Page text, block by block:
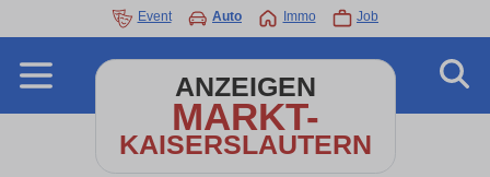
Event Auto Immo Job
ANZEIGEN
MARKT-
KAISERSLAUTERN